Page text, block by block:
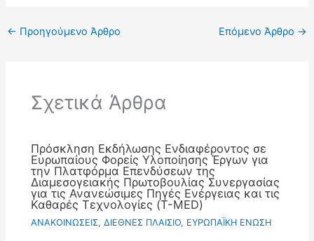
← Προηγούμενο Άρθρο Επόμενο Άρθρο →
Σχετικά Άρθρα
Πρόσκληση Εκδήλωσης Ενδιαφέροντος σε
Ευρωπαίους Φορείς Υλοποίησης Έργων για
την Πλατφόρμα Επενδύσεων της
Διαμεσογειακής Πρωτοβουλίας Συνεργασίας
για τις Ανανεώσιμες Πηγές Ενέργειας και τις
Καθαρές Τεχνολογίες (T-MED)
ΑΝΑΚΟΙΝΩΣΕΙΣ,ΔΙΕΘΝΕΣ ΠΛΑΙΣΙΟ, ΕΥΡΩΠΑΪΚΗ ΕΝΩΣΗ